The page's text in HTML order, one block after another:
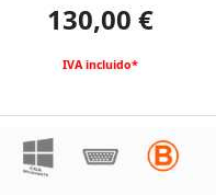
Preço
130,00 €
IVA incluido*